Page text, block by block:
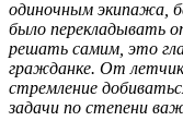
одиночным экипажа,
было перекладывать
решать самим, это
гражданке. От
стремление
задачи по степени